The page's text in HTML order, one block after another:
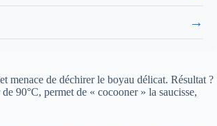
→
menace de déchirer le boyau délicat. Résultat ?
90°C, permet de « cocooner » la saucisse,